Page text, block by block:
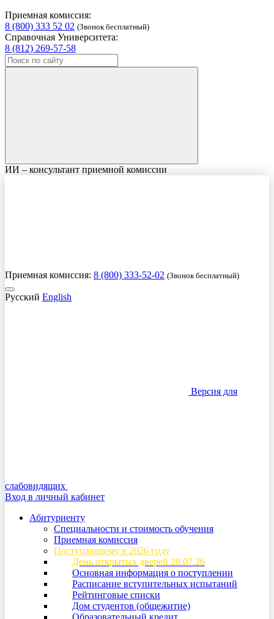
Приемная комиссия:
8 (800) 333 52 02 (Звонок бесплатный)
Справочная Университета:
8 (812) 269-57-58
ИИ – консультант приемной комиссии
Приемная комиссия: 8 (800) 333-52-02 (Звонок бесплатный)
Русский English
Версия для
слабовидящих
Вход в личный кабинет
Абитуриенту
Специальности и стоимость обучения
Приемная комиссия
Поступающему в 2026 году
День открытых дверей 28.07.26
Основная информация о поступлении
Расписание вступительных испытаний
Рейтинговые списки
Дом студентов (общежитие)
Образовательный кредит